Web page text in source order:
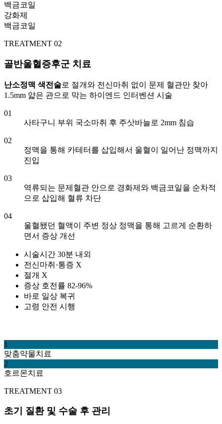
백금코일
강화제
백금코일
TREATMENT 02
골반울혈증후군 치료
난소정맥 색전술로 절개와 전신마취 없이 문제 혈관만 찾아
1.5mm 얇은 관으로 막는 하이엔드 인터벤션 시술
01
사타구니 부위 국소마취 후 주삿바늘로 2mm 침습
02
정맥을 통해 카테터를 삽입해서 울혈이 일어난 정맥까지
진입
03
역류되는 문제혈관 안으로 경화제와 백금코일을 순차적
으로 삽입해 혈류 차단
04
울혈됐던 혈액이 주변 정상 정맥을 통해 고르게 순환하
면서 증상 개선
시술시간 30분 내외
전신마취·통증 X
절개 X
증상 호전률 82-96%
바로 일상 복귀
고령 안전 시행
1
맞춤약물치료
2
호르몬치료
TREATMENT 03
초기 질환 및 수술 후 관리